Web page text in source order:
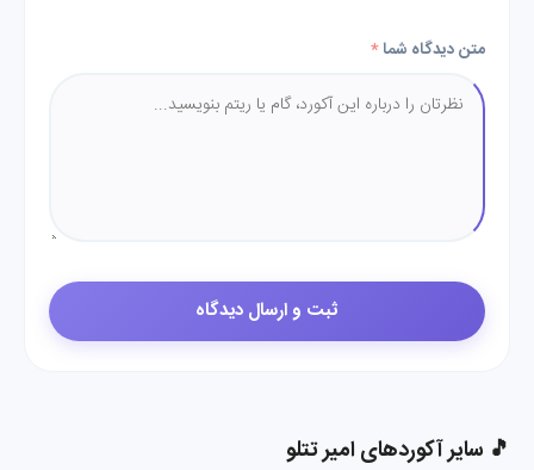
متن دیدگاه شما*
🎵 سایر آکوردهای امیر تتلو